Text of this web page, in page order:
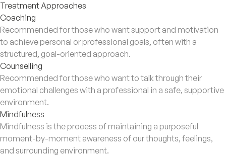
Treatment Approaches
Coaching
Recommended for those who want support and motivation
to achieve personal or professional goals, often with a
structured, goal-oriented approach.
Counselling
Recommended for those who want to talk through their
emotional challenges with a professional in a safe, supportive
environment.
Mindfulness
Mindfulness is the process of maintaining a purposeful
moment-by-moment awareness of our thoughts, feelings,
and surrounding environment.